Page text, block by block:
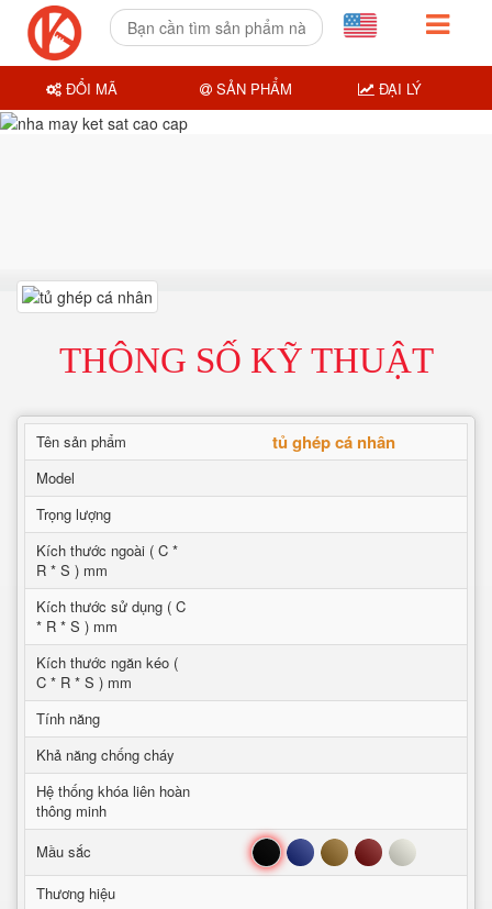
THÔNG SỐ KỸ THUẬT
Tên sản phẩm tủ ghép cá nhân
Model
Trọng lượng
Kích thước ngoài ( C *
R * S ) mm
Kích thước sử dụng ( C
* R * S ) mm
Kích thước ngăn kéo (
C * R * S ) mm
Tính năng
Khả năng chống cháy
Hệ thống khóa liên hoàn
thông minh
Mầu sắc
Đen Xanh Nâu Đỏ Trắng
Thương hiệu
ĐỔI MÃ SẢN PHẨM ĐẠI LÝ